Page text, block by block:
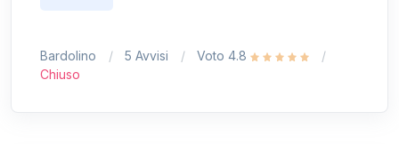
Bardolino 5 Avvisi
Voto 4.8
Chiuso